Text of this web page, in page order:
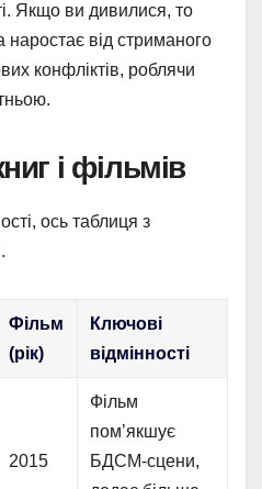
Якщо ви дивилися, то
наростає від стриманого
конфліктів, роблячи
і фільмів
ось таблиця з
Фільм
(рік)
Ключові
відмінності
2015
Фільм
пом’якшує
БДСМ-сцени,